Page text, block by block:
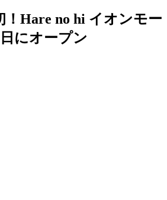
！Hare no hi イオンモー
にオープン